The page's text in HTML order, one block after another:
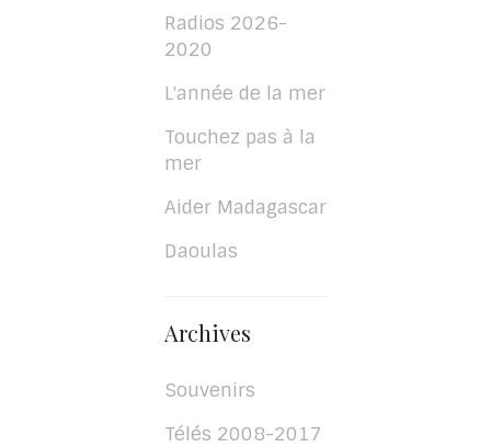
Radios 2026-
2020
L'année de la mer
Touchez pas à la
mer
Aider Madagascar
Daoulas
Archives
Souvenirs
Télés 2008-2017